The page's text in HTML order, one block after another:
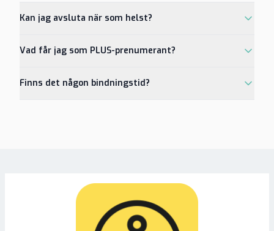
Kan jag avsluta när som helst?
Vad får jag som PLUS-prenumerant?
Finns det någon bindningstid?